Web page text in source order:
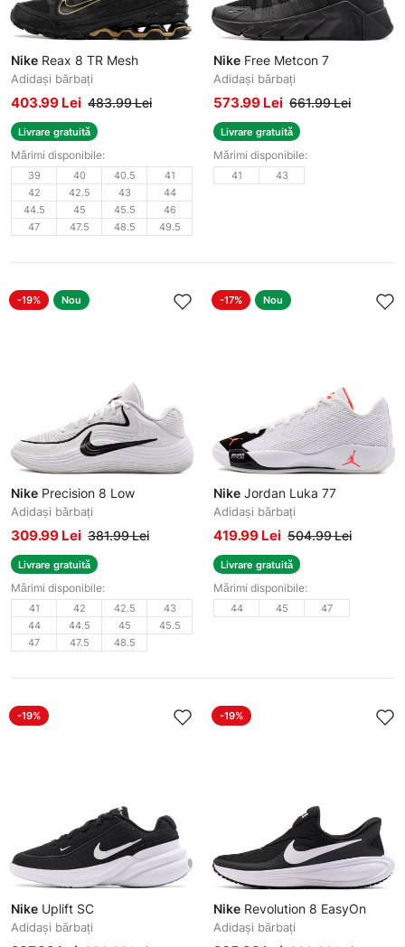
Nike Reax 8 TR Mesh
Adidași bărbați
403.99 Lei 483.99 Lei
Livrare gratuită
Mărimi disponibile:
39 40 40.5
41
42
42.5 43
44
44.5
45 45.5
46
47
47.5 48.5 49.5
Nike Free Metcon 7
Adidași bărbați
573.99 Lei 661.99 Lei
Livrare gratuită
Mărimi disponibile:
41 43
-19% Nou
Nike Precision 8 Low
Adidași bărbați
309.99 Lei 381.99 Lei
Livrare gratuită
Mărimi disponibile:
41 42 42.5
43
44
44.5 45
45.5
47
47.5 48.5
-17% Nou
Nike Jordan Luka 77
Adidași bărbați
419.99 Lei 504.99 Lei
Livrare gratuită
Mărimi disponibile:
44 45 47
-19%
Nike Uplift SC
Adidași bărbați
-19%
Nike Revolution 8 EasyOn
Adidași bărbați